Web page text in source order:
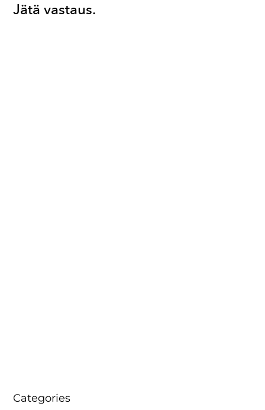
Jätä vastaus.
Categories